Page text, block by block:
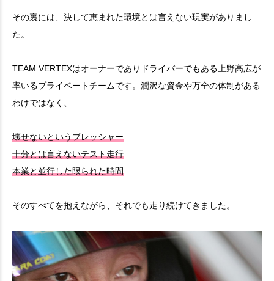
その裏には、決して恵まれた環境とは言えない現実がありまし
た。
TEAM VERTEXはオーナーでありドライバーでもある上野高広が
率いるプライベートチームです。潤沢な資金や万全の体制がある
わけではなく、
壊せないというプレッシャー
十分とは言えないテスト走行
本業と並行した限られた時間
そのすべてを抱えながら、それでも走り続けてきました。